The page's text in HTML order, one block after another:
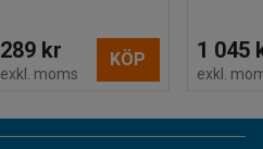
289 kr
exkl. moms
KÖP 1 045
exkl.